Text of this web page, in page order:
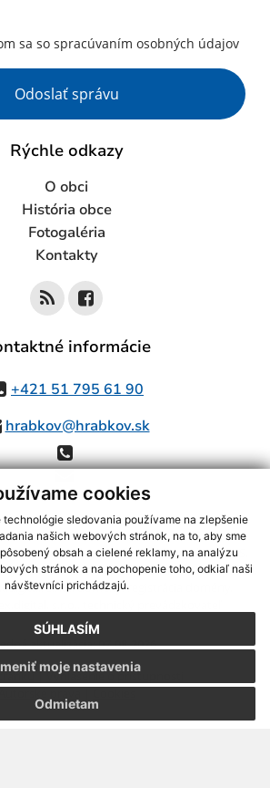
cookies
sledovania používame na zlepšenie
našich webových stránok, na to, aby sme
obsah a cielené reklamy, na analýzu
stránok a na pochopenie toho, odkiaľ naši
návštevníci prichádzajú.
SÚHLASÍM
Odmietam
moje nastavenia
sa so spracúvaním osobných údajov
Response
Odoslať správu
Rýchle odkazy
O obci
História obce
Fotogaléria
Kontakty
informácie
+421 51 795 61 90
hrabkov@hrabkov.sk
aktuálnych informácií s využitím RSS
systém ECHELON 2,Mapa stránok,web portál
s.r.o.,domény,registrácia domény
aktualizácia:07.08.2026
|Vyhlásenie o prístupnosti